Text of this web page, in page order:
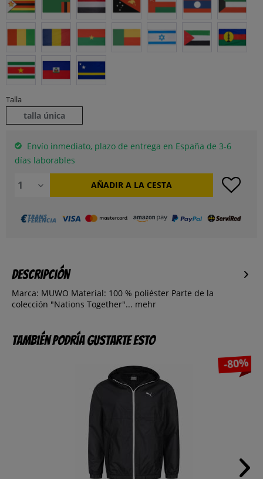
Talla
talla única
Envío inmediato, plazo de entrega en España de 3-6
días laborables
AÑADIR A LA CESTA
Descripción
Marca: MUWO Material: 100 % poliéster Parte de la
colección "Nations Together"... mehr
También podría gustarte esto
-80%